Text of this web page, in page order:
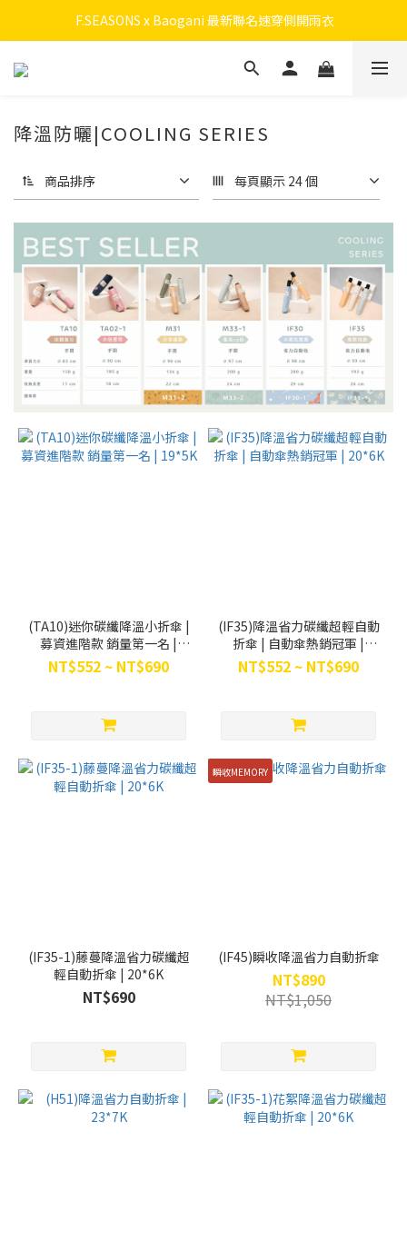
F.SEASONS x Baogani 最新聯名速穿側開雨衣
F.SEASONS x Baogani 最新聯名速穿側開雨衣
會員召募中！ 立即加入拿50元購物金，升級享終身九折！
F.SEASONS x Baogani 最新聯名速穿側開雨衣
降溫防曬|COOLING SERIES
商品排序 每頁顯示 24 個
(TA10)迷你碳纖降溫小折傘 |
募資進階款 銷量第一名 |
19*5K
NT$552 ~ NT$690
(IF35)降溫省力碳纖超輕自動
折傘 | 自動傘熱銷冠軍 |
20*6K
NT$552 ~ NT$690
(IF35-1)藤蔓降溫省力碳纖超
輕自動折傘 | 20*6K
NT$690
瞬收MEMORY
(IF45)瞬收降溫省力自動折傘
NT$890
NT$1,050